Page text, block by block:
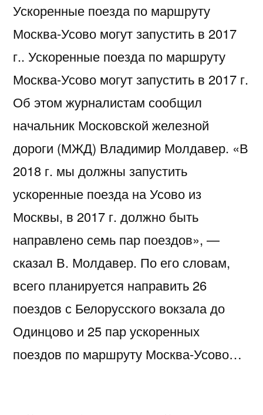
Ускоренные поезда по маршруту
Москва-Усово могут запустить в 2017
г.. Ускоренные поезда по маршруту
Москва-Усово могут запустить в 2017 г.
Об этом журналистам сообщил
начальник Московской железной
дороги (МЖД) Владимир Молдавер. «В
2018 г. мы должны запустить
ускоренные поезда на Усово из
Москвы, в 2017 г. должно быть
направлено семь пар поездов», —
сказал В. Молдавер. По его словам,
всего планируется направить 26
поездов с Белорусского вокзала до
Одинцово и 25 пар ускоренных
поездов по маршруту Москва-Усово…